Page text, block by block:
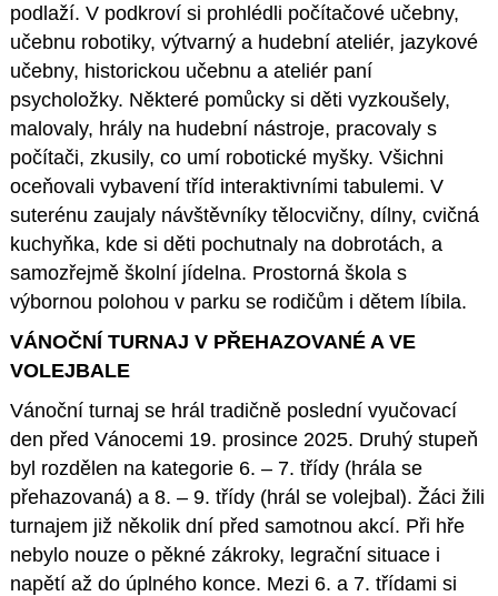
podlaží. V podkroví si prohlédli počítačové učebny,
učebnu robotiky, výtvarný a hudební ateliér, jazykové
učebny, historickou učebnu a ateliér paní
psycholožky. Některé pomůcky si děti vyzkoušely,
malovaly, hrály na hudební nástroje, pracovaly s
počítači, zkusily, co umí robotické myšky. Všichni
oceňovali vybavení tříd interaktivními tabulemi. V
suterénu zaujaly návštěvníky tělocvičny, dílny, cvičná
kuchyňka, kde si děti pochutnaly na dobrotách, a
samozřejmě školní jídelna. Prostorná škola s
výbornou polohou v parku se rodičům i dětem líbila.
VÁNOČNÍ TURNAJ V PŘEHAZOVANÉ A VE
VOLEJBALE
Vánoční turnaj se hrál tradičně poslední vyučovací
den před Vánocemi 19. prosince 2025. Druhý stupeň
byl rozdělen na kategorie 6. – 7. třídy (hrála se
přehazovaná) a 8. – 9. třídy (hrál se volejbal). Žáci žili
turnajem již několik dní před samotnou akcí. Při hře
nebylo nouze o pěkné zákroky, legrační situace i
napětí až do úplného konce. Mezi 6. a 7. třídami si